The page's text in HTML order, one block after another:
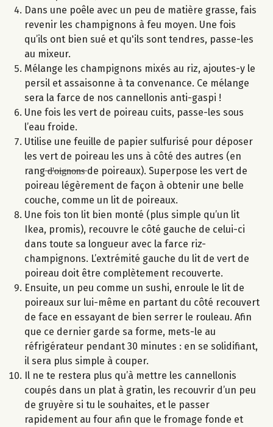
Dans une poêle avec un peu de matière grasse, fais
revenir les champignons à feu moyen. Une fois
qu’ils ont bien sué et qu'ils sont tendres, passe-les
au mixeur.
Mélange les champignons mixés au riz, ajoutes-y le
persil et assaisonne à ta convenance. Ce mélange
sera la farce de nos cannellonis anti-gaspi !
Une fois les vert de poireau cuits, passe-les sous
l’eau froide.
Utilise une feuille de papier sulfurisé pour déposer
les vert de poireau les uns à côté des autres (en
rang ̶d̶'̶o̶i̶g̶n̶o̶n̶s̶ de poireaux). Superpose les vert de
poireau légèrement de façon à obtenir une belle
couche, comme un lit de poireaux.
Une fois ton lit bien monté (plus simple qu’un lit
Ikea, promis), recouvre le côté gauche de celui-ci
dans toute sa longueur avec la farce riz-
champignons. L’extrémité gauche du lit de vert de
poireau doit être complètement recouverte.
Ensuite, un peu comme un sushi, enroule le lit de
poireaux sur lui-même en partant du côté recouvert
de face en essayant de bien serrer le rouleau. Afin
que ce dernier garde sa forme, mets-le au
réfrigérateur pendant 30 minutes : en se solidifiant,
il sera plus simple à couper.
Il ne te restera plus qu’à mettre les cannellonis
coupés dans un plat à gratin, les recouvrir d’un peu
de gruyère si tu le souhaites, et le passer
rapidement au four afin que le fromage fonde et